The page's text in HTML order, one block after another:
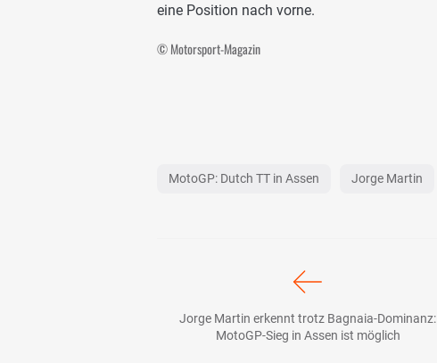
eine Position nach vorne.
© Motorsport-Magazin
MotoGP: Dutch TT in Assen Jorge Martin
Jorge Martin erkennt trotz Bagnaia-Dominanz:
MotoGP-Sieg in Assen ist möglich